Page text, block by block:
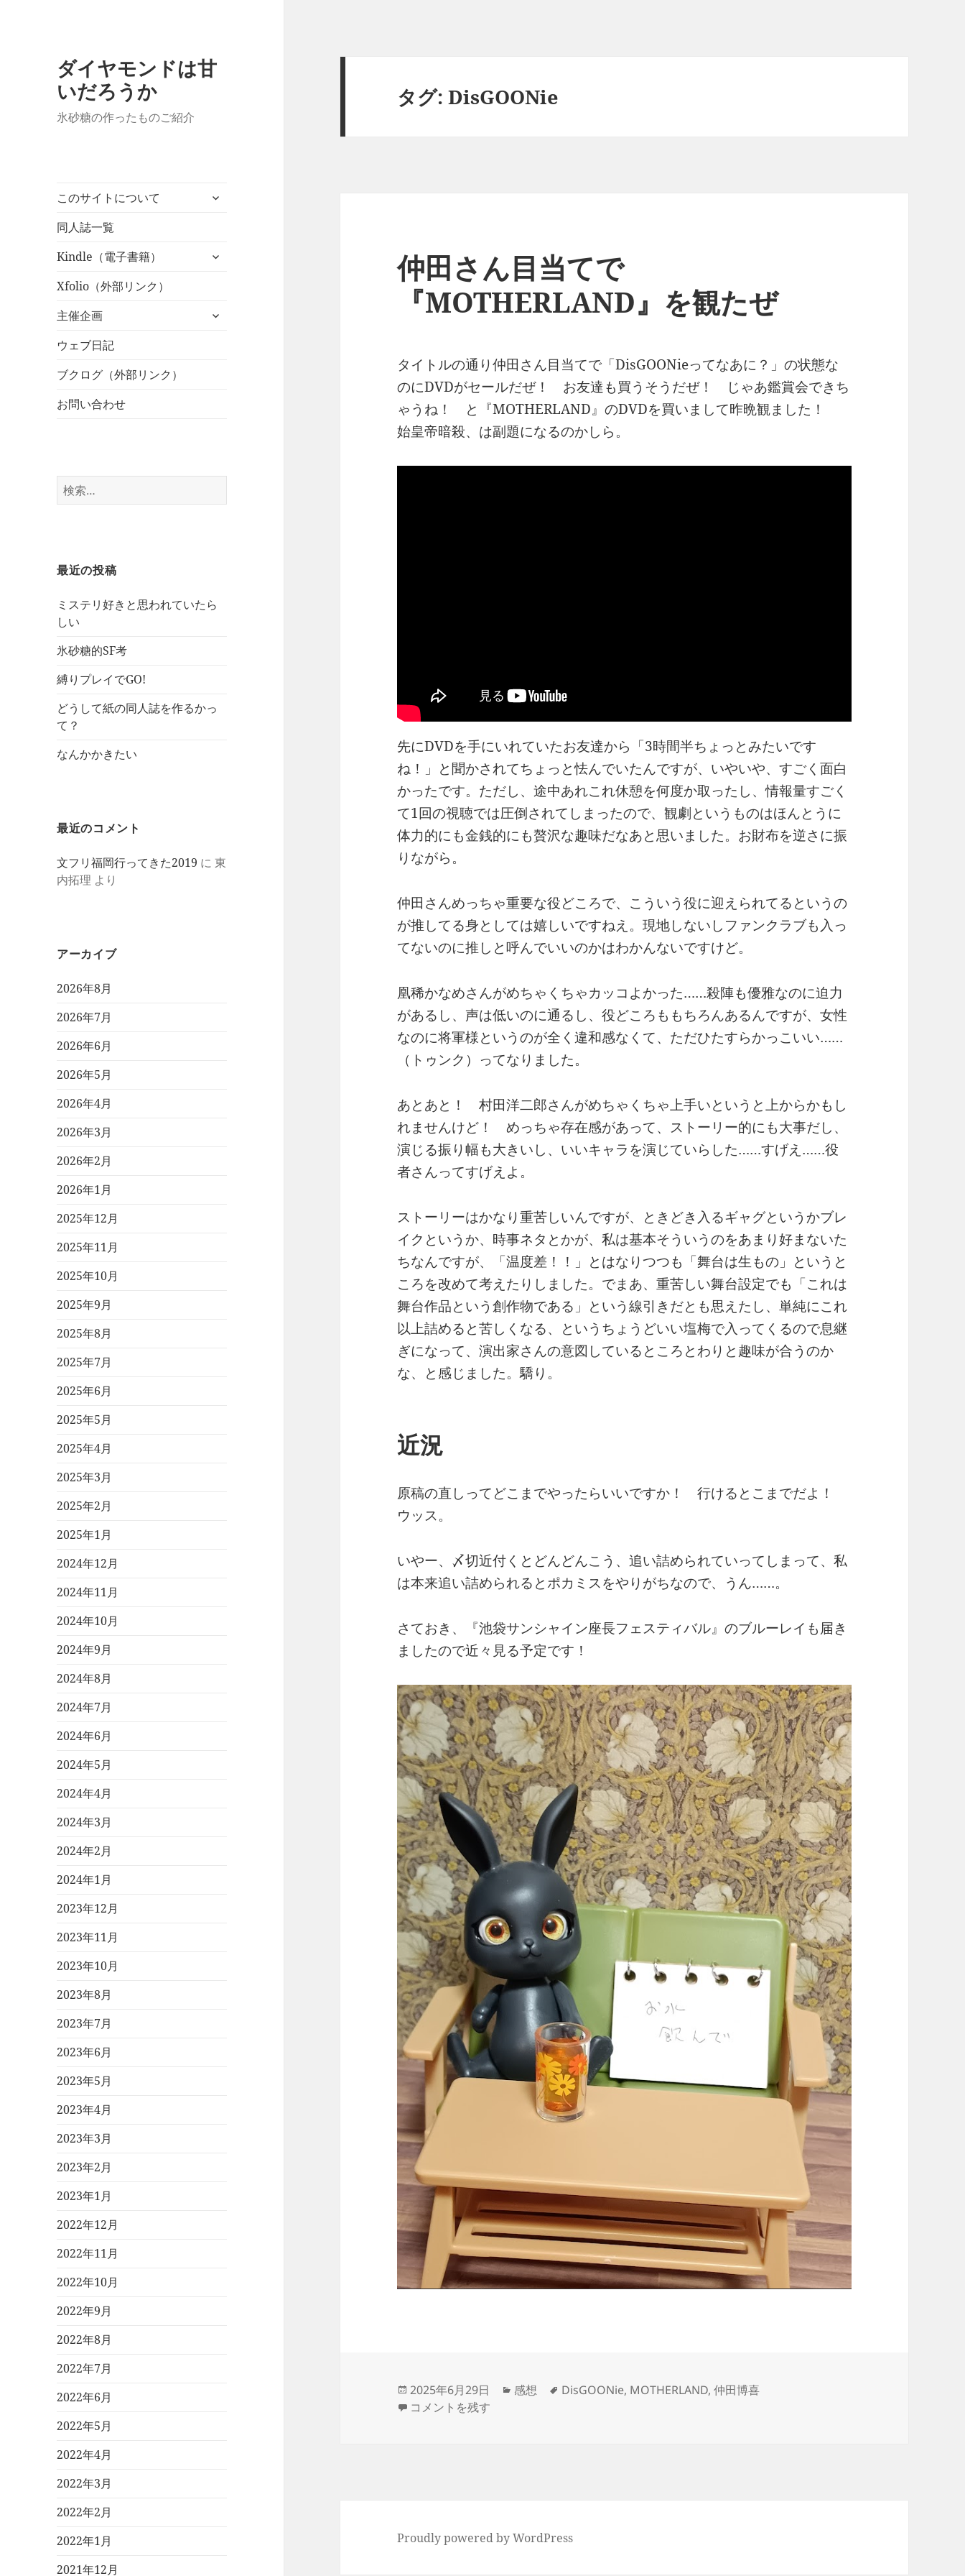
ダイヤモンドは甘
いだろうか
氷砂糖の作ったものご紹介
このサイトについて
サ
ュ
同人誌一覧
Kindle（電子書籍）
サ
ュ
Xfolio（外部リンク）
主催企画
サ
ウェブ日記
ブクログ（外部リンク）
お問い合わせ
検
索:
最近の投稿
ミステリ好きと思われていたら
しい
氷砂糖的SF考
縛りプレイでGO!
どうして紙の同人誌を作るかっ
て？
なんかかきたい
最近のコメント
文フリ福岡行ってきた2019 に東
内拓理 より
アーカイブ
2026年8月
2026年7月
2026年6月
2026年5月
2026年4月
2026年3月
2026年2月
2026年1月
2025年12月
2025年11月
2025年10月
2025年9月
2025年8月
2025年7月
2025年6月
2025年5月
2025年4月
2025年3月
2025年2月
2025年1月
2024年12月
2024年11月
2024年10月
2024年9月
2024年8月
2024年7月
2024年6月
2024年5月
2024年4月
2024年3月
2024年2月
2024年1月
2023年12月
2023年11月
2023年10月
2023年8月
2023年7月
2023年6月
2023年5月
2023年4月
2023年3月
2023年2月
2023年1月
2022年12月
2022年11月
2022年10月
2022年9月
2022年8月
2022年7月
2022年6月
2022年5月
2022年4月
2022年3月
2022年2月
2022年1月
2021年12月
タグ:DisGOONie
仲田さん目当てで
『MOTHERLAND』を観たぜ
タイトルの通り仲田さん目当てで「DisGOONieってなあに？」の状態な
のにDVDがセールだぜ！ お友達も買うそうだぜ！ じゃあ鑑賞会できち
ゃうね！ と『MOTHERLAND』のDVDを買いまして昨晩観ました！
始皇帝暗殺、は副題になるのかしら。
先にDVDを手にいれていたお友達から「3時間半ちょっとみたいです
ね！」と聞かされてちょっと怯んでいたんですが、いやいや、すごく面白
かったです。ただし、途中あれこれ休憩を何度か取ったし、情報量すごく
て1回の視聴では圧倒されてしまったので、観劇というものはほんとうに
体力的にも金銭的にも贅沢な趣味だなあと思いました。お財布を逆さに振
りながら。
仲田さんめっちゃ重要な役どころで、こういう役に迎えられてるというの
が推してる身としては嬉しいですねえ。現地しないしファンクラブも入っ
てないのに推しと呼んでいいのかはわかんないですけど。
凰稀かなめさんがめちゃくちゃカッコよかった……殺陣も優雅なのに迫力
があるし、声は低いのに通るし、役どころももちろんあるんですが、女性
なのに将軍様というのが全く違和感なくて、ただひたすらかっこいい……
（トゥンク）ってなりました。
あとあと！ 村田洋二郎さんがめちゃくちゃ上手いというと上からかもし
れませんけど！ めっちゃ存在感があって、ストーリー的にも大事だし、
演じる振り幅も大きいし、いいキャラを演じていらした……すげえ……役
者さんってすげえよ。
ストーリーはかなり重苦しいんですが、ときどき入るギャグというかブレ
イクというか、時事ネタとかが、私は基本そういうのをあまり好まないた
ちなんですが、「温度差！！」とはなりつつも「舞台は生もの」というと
ころを改めて考えたりしました。でまあ、重苦しい舞台設定でも「これは
舞台作品という創作物である」という線引きだとも思えたし、単純にこれ
以上詰めると苦しくなる、というちょうどいい塩梅で入ってくるので息継
ぎになって、演出家さんの意図しているところとわりと趣味が合うのか
な、と感じました。驕り。
近況
原稿の直しってどこまでやったらいいですか！ 行けるとこまでだよ！
ウッス。
いやー、〆切近付くとどんどんこう、追い詰められていってしまって、私
は本来追い詰められるとポカミスをやりがちなので、うん……。
さておき、『池袋サンシャイン座長フェスティバル』のブルーレイも届き
ましたので近々見る予定です！
投
稿
2025年6月29日
カ
感想
タ
DisGOONie, MOTHERLAND,仲田博喜
仲田さん目当てで『MOTHERLAND』を観たぜ に
コメントを残す
Proudly powered by WordPress